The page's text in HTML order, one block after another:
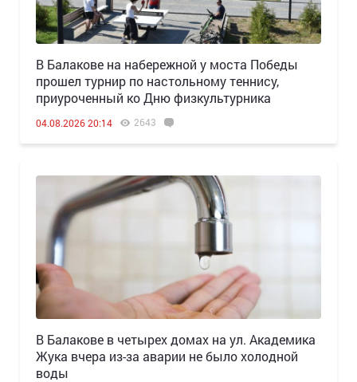
В Балакове на набережной у моста Победы
прошел турнир по настольному теннису,
приуроченный ко Дню физкультурника
04.08.2026 20:14 2643
В Балакове в четырех домах на ул. Академика
Жука вчера из-за аварии не было холодной
воды